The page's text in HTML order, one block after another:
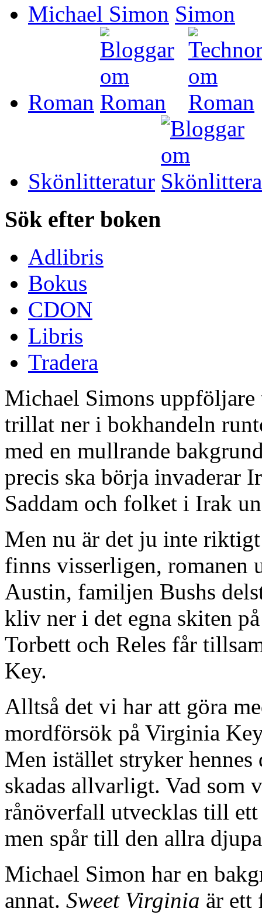
Michael Simon
Roman
Skönlitteratur
Sök efter boken
Adlibris
Bokus
CDON
Libris
Tradera
Michael Simons
trillat ner i bokhandeln
med en mullrande
precis ska börja invaderar
Saddam och folket i Irak
Men nu är det ju inte
finns visserligen, romanen
Austin, familjen Bushs
kliv ner i det egna skiten
Torbett och Reles får
Key.
Alltså det vi har att göra
mordförsök på Virginia
Men istället stryker hennes
skadas allvarligt. Vad som
rånöverfall utvecklas till
men spår till den allra
Michael Simon har en
annat. Sweet Virginia är ett